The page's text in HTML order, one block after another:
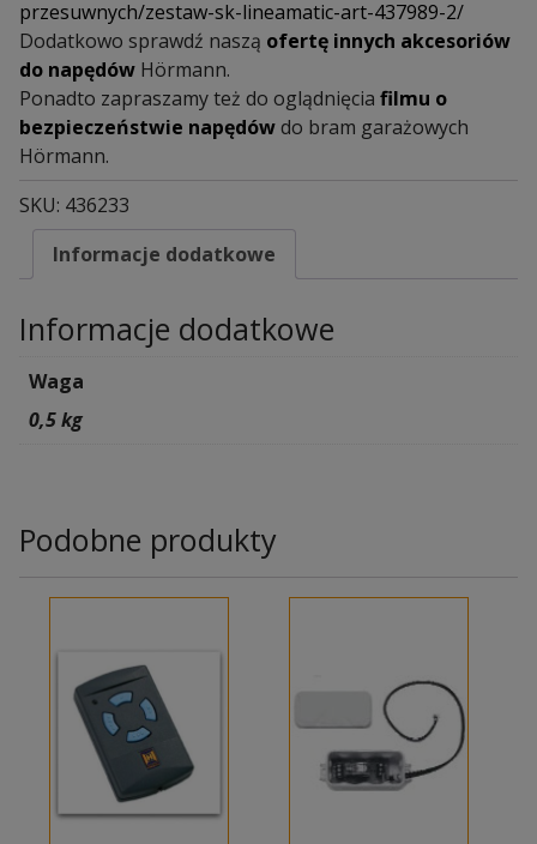
przesuwnych/zestaw-sk-lineamatic-art-437989-2/
Dodatkowo sprawdź naszą ofertę innych akcesoriów
do napędów Hörmann.
Ponadto zapraszamy też do oglądnięcia filmu o
bezpieczeństwie napędówdo bram garażowych
Hörmann.
SKU: 436233
Informacje dodatkowe
Informacje dodatkowe
Waga
0,5 kg
Podobne produkty